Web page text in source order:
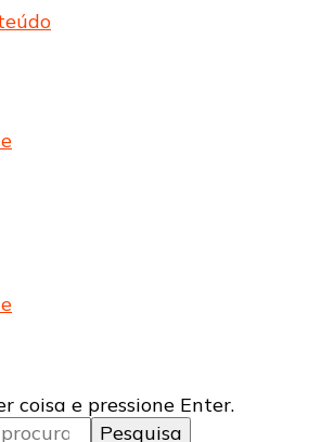
coisa e pressione Enter.